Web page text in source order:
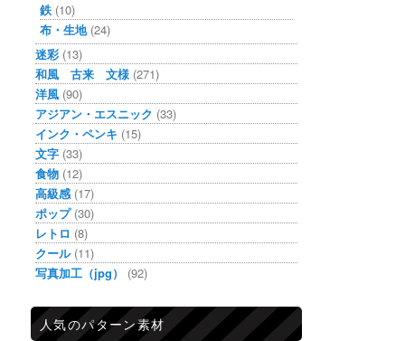
鉄 (10)
布・生地(24)
迷彩 (13)
和風 古来 文様 (271)
洋風 (90)
アジアン・エスニック (33)
インク・ペンキ (15)
文字 (33)
食物 (12)
高級感 (17)
ポップ(30)
レトロ (8)
クール(11)
写真加工（jpg）
(92)
人気のパターン素材